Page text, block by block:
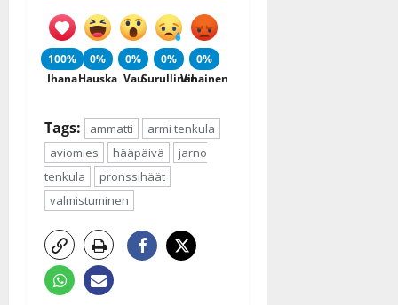
100%
Ihana
0%
Hauska
0%
Vau
0%
Surullinen
0%
Vihainen
Tags: ammatti
armi tenkula
aviomies
hääpäivä
jarno
tenkula
pronssihäät
valmistuminen